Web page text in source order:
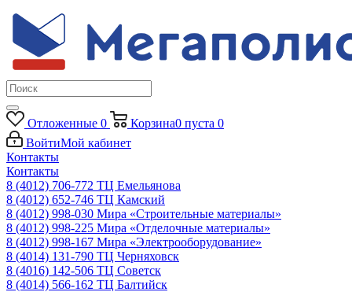
Отложенные 0 Корзина0 пуста 0
ВойтиМой кабинет
Контакты
Контакты
8 (4012) 706-772 ТЦ Емельянова
8 (4012) 652-746 ТЦ Камский
8 (4012) 998-030 Мира «Строительные материалы»
8 (4012) 998-225 Мира «Отделочные материалы»
8 (4012) 998-167 Мира «Электрооборудование»
8 (4014) 131-790 ТЦ Черняховск
8 (4016) 142-506 ТЦ Советск
8 (4014) 566-162 ТЦ Балтийск